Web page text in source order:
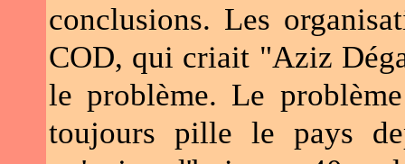
conclusions. Les
COD, qui criait "Aziz
le problème. Le
toujours pille le pays